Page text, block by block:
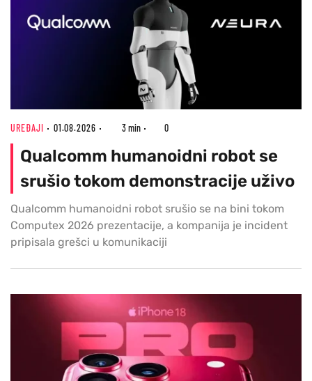
UREĐAJI 01.08.2026 3 min 0
Qualcomm humanoidni robot se
srušio tokom demonstracije uživo
Qualcomm humanoidni robot srušio se na bini tokom
Computex 2026 prezentacije, a kompanija je incident
pripisala grešci u komunikaciji